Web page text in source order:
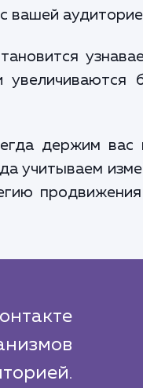
вашей
держим
учитываем